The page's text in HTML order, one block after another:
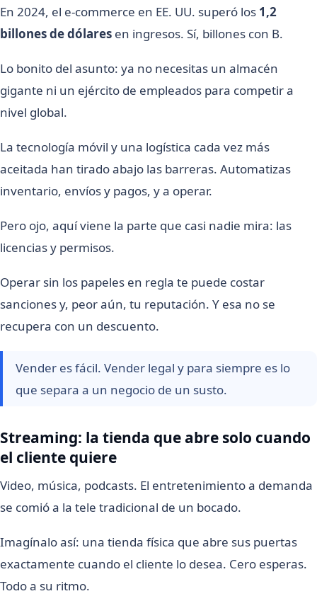
En 2024, el e-commerce en EE. UU. superó los 1,2
billones de dólares en ingresos. Sí, billones con B.
Lo bonito del asunto: ya no necesitas un almacén
gigante ni un ejército de empleados para competir a
nivel global.
La tecnología móvil y una logística cada vez más
aceitada han tirado abajo las barreras. Automatizas
inventario, envíos y pagos, y a operar.
Pero ojo, aquí viene la parte que casi nadie mira: las
licencias y permisos.
Operar sin los papeles en regla te puede costar
sanciones y, peor aún, tu reputación. Y esa no se
recupera con un descuento.
Vender es fácil. Vender legal y para siempre es lo
que separa a un negocio de un susto.
Streaming: la tienda que abre solo cuando
el cliente quiere
Video, música, podcasts. El entretenimiento a demanda
se comió a la tele tradicional de un bocado.
Imagínalo así: una tienda física que abre sus puertas
exactamente cuando el cliente lo desea. Cero esperas.
Todo a su ritmo.